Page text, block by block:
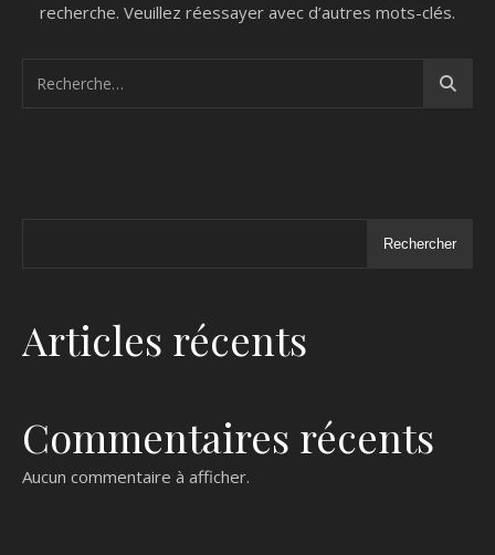
recherche. Veuillez réessayer avec d’autres mots-clés.
Rechercher
Articles récents
Commentaires récents
Aucun commentaire à afficher.